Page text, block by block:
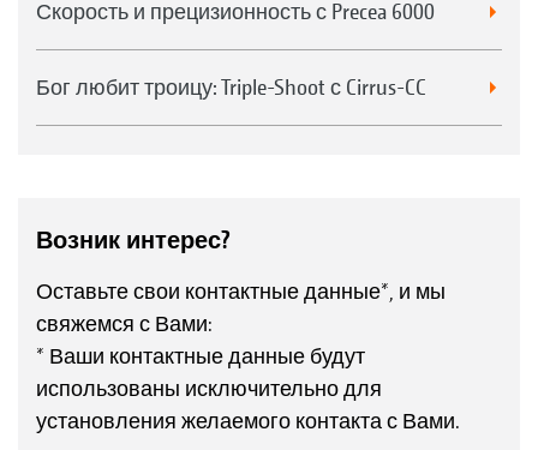
Скорость и прецизионность с Precea 6000
Бог любит троицу: Triple-Shoot с Cirrus-CC
Возник интерес?
Оставьте свои контактные данные*, и мы
свяжемся с Вами:
* Ваши контактные данные будут
использованы исключительно для
установления желаемого контакта с Вами.